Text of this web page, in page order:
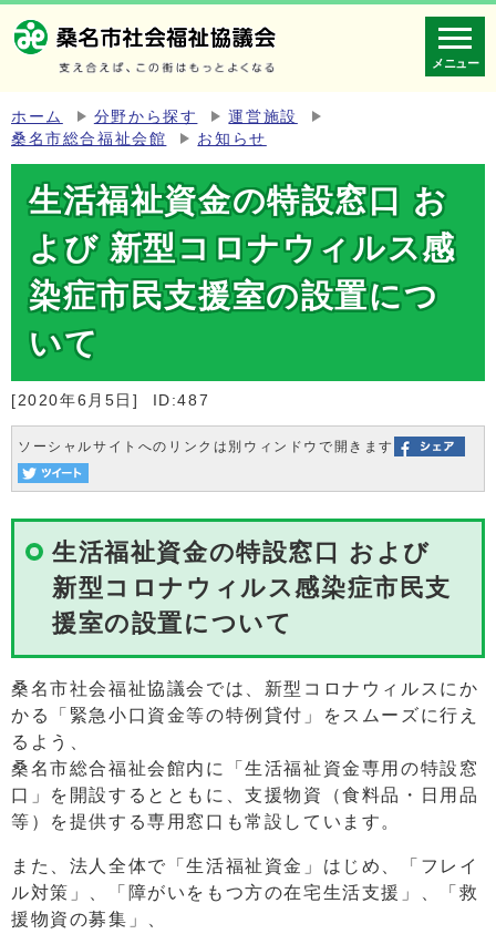
メニュー
ホーム 分野から探す
運営施設
桑名市総合福祉会館
お知らせ
生活福祉資金の特設窓口 お
よび 新型コロナウィルス感
染症市民支援室の設置につ
いて
[2020年6月5日] ID:487
ソーシャルサイトへのリンクは別ウィンドウで開きます
生活福祉資金の特設窓口 および
新型コロナウィルス感染症市民支
援室の設置について
桑名市社会福祉協議会では、新型コロナウィルスにか
かる「緊急小口資金等の特例貸付」をスムーズに行え
るよう、
桑名市総合福祉会館内に「生活福祉資金専用の特設窓
口」を開設するとともに、支援物資（食料品・日用品
等）を提供する専用窓口も常設しています。
また、法人全体で「生活福祉資金」はじめ、「フレイ
ル対策」、「障がいをもつ方の在宅生活支援」、「救
援物資の募集」、